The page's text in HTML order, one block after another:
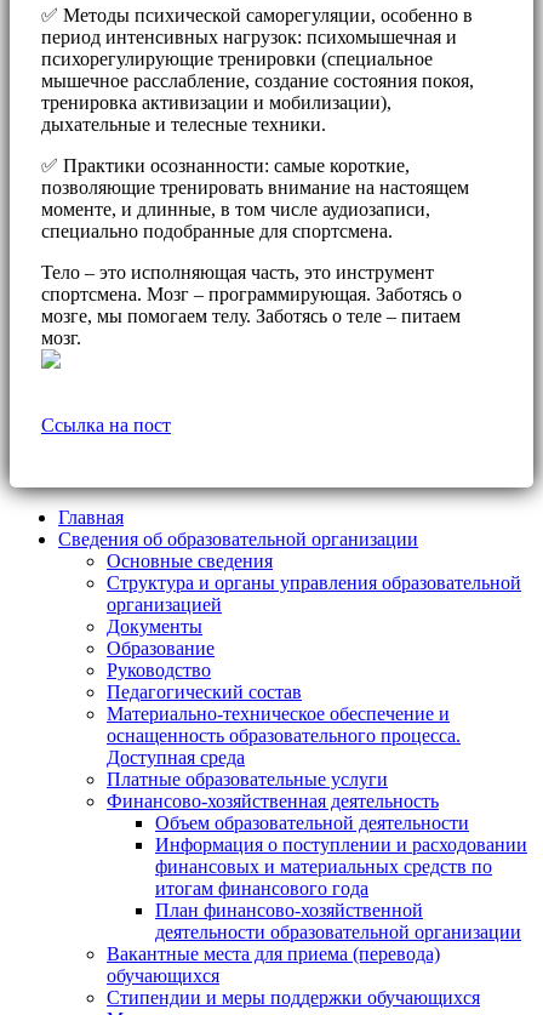
✅ Методы психической саморегуляции, особенно в
период интенсивных нагрузок: психомышечная и
психорегулирующие тренировки (специальное
мышечное расслабление, создание состояния покоя,
тренировка активизации и мобилизации),
дыхательные и телесные техники.
✅ Практики осознанности: самые короткие,
позволяющие тренировать внимание на настоящем
моменте, и длинные, в том числе аудиозаписи,
специально подобранные для спортсмена.
Тело – это исполняющая часть, это инструмент
спортсмена. Мозг – программирующая. Заботясь о
мозге, мы помогаем телу. Заботясь о теле – питаем
мозг.
Ссылка на пост
Главная
Сведения об образовательной организации
Основные сведения
Структура и органы управления образовательной
организацией
Документы
Образование
Руководство
Педагогический состав
Материально-техническое обеспечение и
оснащенность образовательного процесса.
Доступная среда
Платные образовательные услуги
Финансово-хозяйственная деятельность
Объем образовательной деятельности
Информация о поступлении и расходовании
финансовых и материальных средств по
итогам финансового года
План финансово-хозяйственной
деятельности образовательной организации
Вакантные места для приема (перевода)
обучающихся
Стипендии и меры поддержки обучающихся